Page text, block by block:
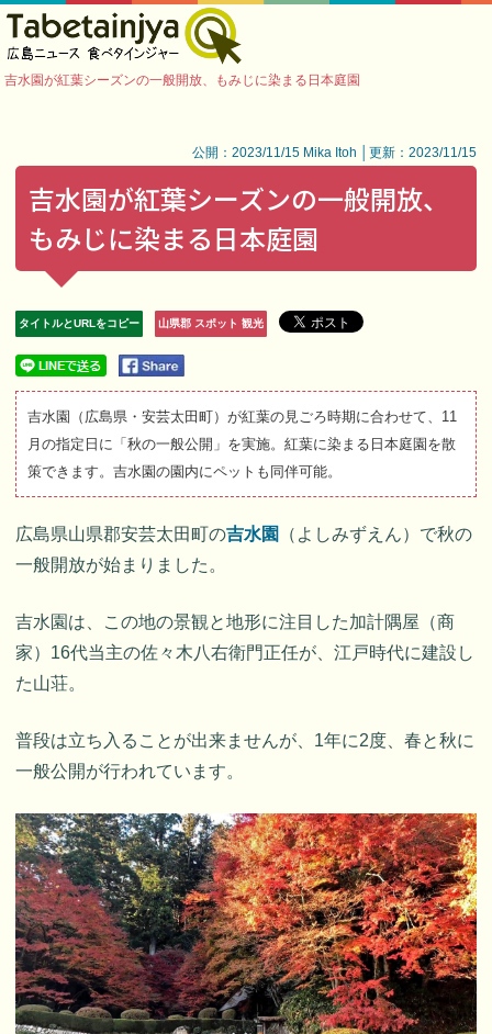
吉水園が紅葉シーズンの一般開放、もみじに染まる日本庭園
公開：2023/11/15 Mika Itoh │更新：2023/11/15
吉水園が紅葉シーズンの一般開放、
もみじに染まる日本庭園
タイトルとURLをコピー 山県郡 スポット 観光
吉水園（広島県・安芸太田町）が紅葉の見ごろ時期に合わせて、11
月の指定日に「秋の一般公開」を実施。紅葉に染まる日本庭園を散
策できます。吉水園の園内にペットも同伴可能。
広島県山県郡安芸太田町の吉水園
（よしみずえん）で秋の
一般開放が始まりました。
吉水園は、この地の景観と地形に注目した加計隅屋（商
家）16代当主の佐々木八右衛門正任が、江戸時代に建設し
た山荘。
普段は立ち入ることが出来ませんが、1年に2度、春と秋に
一般公開が行われています。